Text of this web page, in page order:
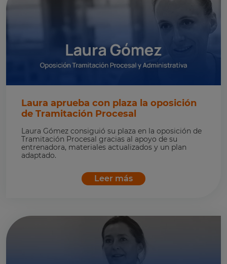
Laura aprueba con plaza la oposición
de Tramitación Procesal
Laura Gómez consiguió su plaza en la oposición de
Tramitación Procesal gracias al apoyo de su
entrenadora, materiales actualizados y un plan
adaptado.
Leer más